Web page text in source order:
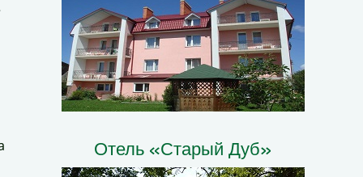
Отель «Старый Дуб»